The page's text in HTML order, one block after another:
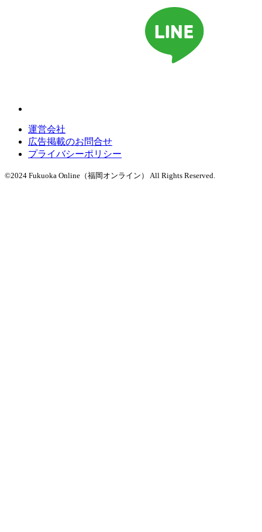
運営会社
広告掲載のお問合せ
プライバシーポリシー
©2024 Fukuoka Online（福岡オンライン） All Rights Reserved.